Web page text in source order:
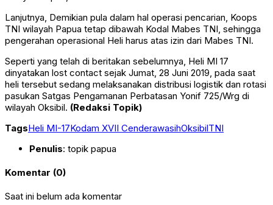
Lanjutnya, Demikian pula dalam hal operasi pencarian, Koops
TNI wilayah Papua tetap dibawah Kodal Mabes TNI, sehingga
pengerahan operasional Heli harus atas izin dari Mabes TNI.
Seperti yang telah di beritakan sebelumnya, Heli MI 17
dinyatakan lost contact sejak Jumat, 28 Juni 2019, pada saat
heli tersebut sedang melaksanakan distribusi logistik dan rotasi
pasukan Satgas Pengamanan Perbatasan Yonif 725/Wrg di
wilayah Oksibil. (Redaksi Topik)
TagsHeli MI-17Kodam XVII CenderawasihOksibilTNI
Penulis: topik papua
Komentar (0)
Saat ini belum ada komentar